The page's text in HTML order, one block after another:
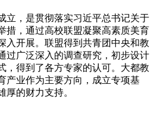
立，是贯彻落实习近平总书记关于
措，通过高校联盟凝聚高素质美育
入开展。联盟得到共青团中央和教
过广泛深入的调查研究，初步设计
，得到了各方专家的认可。大都教
产业作为主要方向，成立专项基
厚的财力支持。